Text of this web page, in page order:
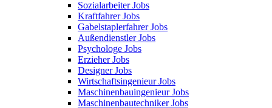
Sozialarbeiter Jobs
Kraftfahrer Jobs
Gabelstaplerfahrer Jobs
Außendienstler Jobs
Psychologe Jobs
Erzieher Jobs
Designer Jobs
Wirtschaftsingenieur Jobs
Maschinenbauingenieur Jobs
Maschinenbautechniker Jobs